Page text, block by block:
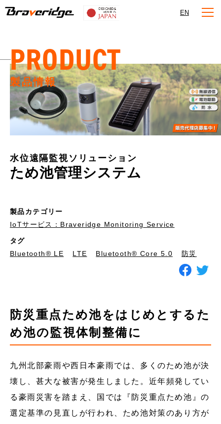
Braveridge
EN
PRODUCT
製品情報
水位遠隔監視ソリューション
ため池管理システム
製品カテゴリー
IoTサービス：Braveridge Monitoring Service
タグ
Bluetooth®︎ LE
LTE Bluetooth® Core 5.0 防災
防災重点ため池をはじめとするた
め池の監視体制整備に
九州北部豪雨や西日本豪雨では、多くのため池が決
壊し、甚大な被害が発生しました。近年頻発してい
る豪雨災害を踏まえ、国では『防災重点ため池』の
選定基準の見直しが行われ、ため池対策のあり方が